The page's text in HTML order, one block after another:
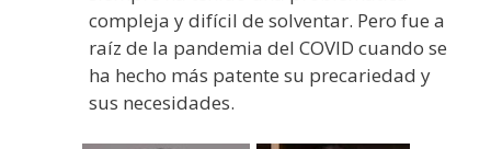
compleja y difícil de solventar. Pero fue a
raíz de la pandemia del COVID cuando se
ha hecho más patente su precariedad y
sus necesidades.